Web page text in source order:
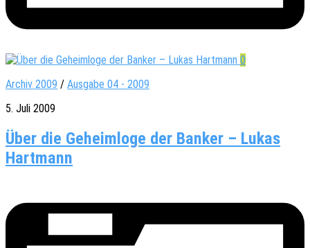
0
Archiv 2009 / Ausgabe 04 - 2009
5. Juli 2009
Über die Geheimloge der Banker – Lukas
Hartmann